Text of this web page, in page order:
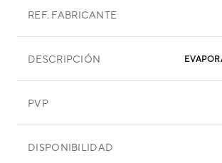
REF. FABRICANTE
DESCRIPCIÓN
PVP
DISPONIBILIDAD